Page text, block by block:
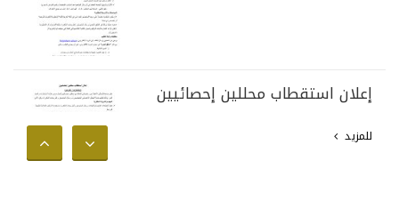
إعلان استقطاب محللين إحصائيين
للمزيد